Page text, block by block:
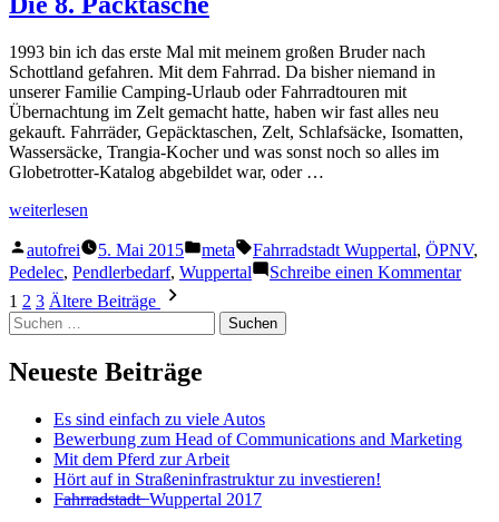
dust
1993 bin ich das erste Mal mit meinem großen Bruder nach
Schottland gefahren. Mit dem Fahrrad. Da bisher niemand in
unserer Familie Camping-Urlaub oder Fahrradtouren mit
Übernachtung im Zelt gemacht hatte, haben wir fast alles neu
gekauft. Fahrräder, Gepäcktaschen, Zelt, Schlafsäcke, Isomatten,
Wassersäcke, Trangia-Kocher und was sonst noch so alles im
Globetrotter-Katalog abgebildet war, oder …
„Die
Packtasche“
weiterlesen
Veröffentlicht
von
autofrei 5. Mai 2015
Veröffentlicht
in
meta Schlagwörter:
Fahrradstadt Wuppertal, ÖPNV,
Pedelec, Pendlerbedarf, Wuppertal Schreibe einen Kommentarzu
Seitennummerierung
der
Beiträge
1 2 3 Ältere Beiträge
Suchen
nach:
Neueste Beiträge
Es sind einfach zu viele Autos
Bewerbung zum Head of Communications and Marketing
Mit dem Pferd zur Arbeit
Hört auf in Straßeninfrastruktur zu investieren!
F̶a̶h̶r̶r̶a̶d̶s̶t̶a̶d̶t̶ ̶ Wuppertal 2017